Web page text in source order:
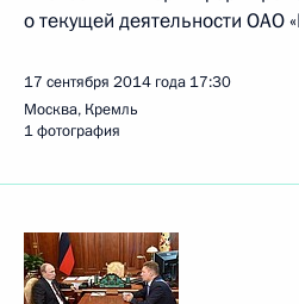
о текущей деятельности ОАО
17 сентября 2014 года 17:30
Москва, Кремль
1 фотография